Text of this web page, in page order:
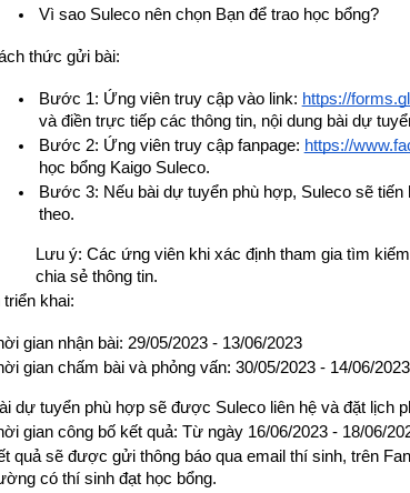
Vì sao Suleco nên chọn Bạn để trao học bổng?
thức gửi bài:
Bước 1: Ứng viên truy cập vào link: https://
và điền trực tiếp các thông tin, nội dung bài dự
Bước 2: Ứng viên truy cập fanpage: https://
học bổng Kaigo Suleco.
Bước 3: Nếu bài dự tuyển phù hợp, Suleco sẽ
theo.
Lưu ý: Các ứng viên khi xác định tham gia tìm
chia sẻ thông tin.
khai:
gian nhận bài: 29/05/2023 - 13/06/2023
gian chấm bài và phỏng vấn: 30/05/2023 - 14/06/2023
dự tuyển phù hợp sẽ được Suleco liên hệ và đặt lịch
gian công bố kết quả: Từ ngày 16/06/2023 - 18/06/
quả sẽ được gửi thông báo qua email thí sinh, trên
có thí sinh đạt học bổng.